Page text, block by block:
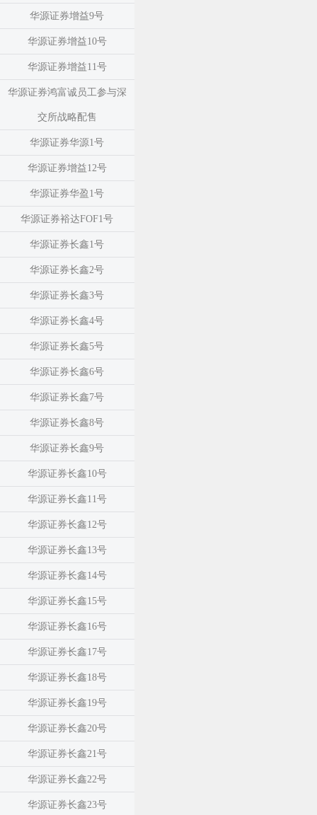
华源证券增益9号
华源证券增益10号
华源证券增益11号
华源证券鸿富诚员工参与深
交所战略配售
华源证券华源1号
华源证券增益12号
华源证券华盈1号
华源证券裕达FOF1号
华源证券长鑫1号
华源证券长鑫2号
华源证券长鑫3号
华源证券长鑫4号
华源证券长鑫5号
华源证券长鑫6号
华源证券长鑫7号
华源证券长鑫8号
华源证券长鑫9号
华源证券长鑫10号
华源证券长鑫11号
华源证券长鑫12号
华源证券长鑫13号
华源证券长鑫14号
华源证券长鑫15号
华源证券长鑫16号
华源证券长鑫17号
华源证券长鑫18号
华源证券长鑫19号
华源证券长鑫20号
华源证券长鑫21号
华源证券长鑫22号
华源证券长鑫23号